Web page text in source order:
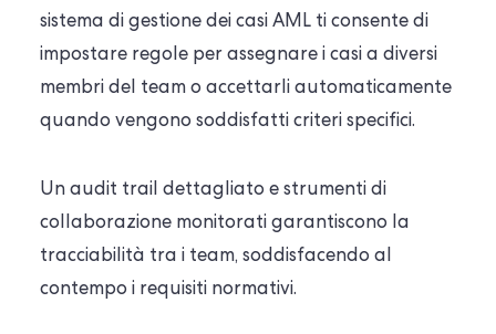
sistema di gestione dei casi AML ti consente di
impostare regole per assegnare i casi a diversi
membri del team o accettarli automaticamente
quando vengono soddisfatti criteri specifici.
Un audit trail dettagliato e strumenti di
collaborazione monitorati garantiscono la
tracciabilità tra i team, soddisfacendo al
contempo i requisiti normativi.